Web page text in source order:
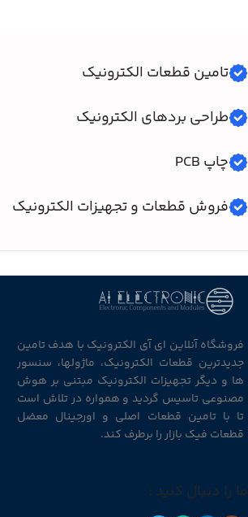
تامین قطعات الکترونیک
طراحی بردهای الکترونیک
چاپ PCB
فروش قطعات و تجهیزات الکترونیک
فروشگاه آنلاین ای آی الکترونیک با هدف تامین
جدیدترین قطعات الکترونیک، ماژولها، سنسور
ها و دیگر تجهیزات الکترونیک مبتنی بر هوش
مصنوعی تاسیس گردید و همواره در تلاش است
تا با تامین قطعات اصلی و اورجینال معضل
قطعات فیک بازار را برطرف کند.
ما را دنبال کنید :